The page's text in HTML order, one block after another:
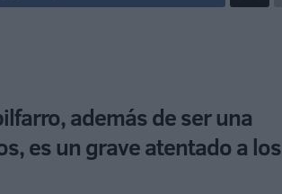
además de ser una
es un grave atentado a los